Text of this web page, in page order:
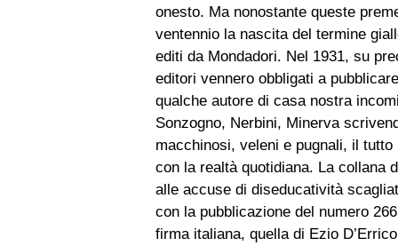
onesto. Ma nonostante queste
ventennio la nascita del termine
editi da Mondadori. Nel 1931, su
editori vennero obbligati a
qualche autore di casa nostra
Sonzogno, Nerbini, Minerva
macchinosi, veleni e pugnali, il
con la realtà quotidiana. La collana
alle accuse di diseducatività
con la pubblicazione del numero
firma italiana, quella di Ezio